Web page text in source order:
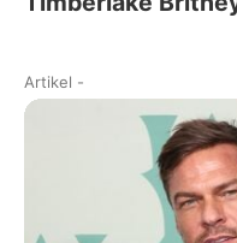
Artikel -